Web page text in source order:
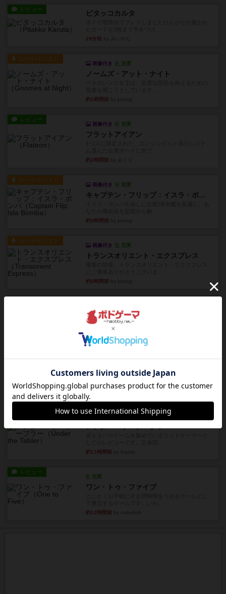
レビュー ピタッコカルタ
29分前
ルール/インスト
画像付き 充実
ノームズ・アット・ナイト
約1時間前
レビュー
画像付き 充実
フラットアイアン
約2時間前
ルール/インスト
画像付き 充実
キャプテン・フリップ：イスラ・ボンバ
約5時間前
ルール/インスト
画像付き 充実
トランスオリエント・エクスプレス
約5時間前
フラットアイアン
世界に浸れる度 ☆☆☆☆★楽しさ ☆☆☆☆★
約7時間前by DKnewyork
自分のカードは見えず他のプレイヤーのカードが
見える状態でカードを教えた...
約8時間前 by mob567
アンダー・ザ・テーブラー
約11時間前
レビュー
充実
ワン・トゥ・ファイブ
約12時間前